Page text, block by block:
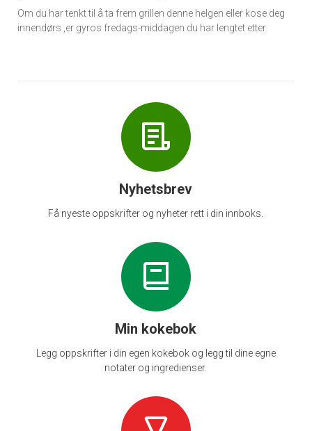
Om du har tenkt til å ta frem grillen denne helgen eller kose deg
innendørs ,er gyros fredags-middagen du har lengtet etter.
Nyhetsbrev
Få nyeste oppskrifter og nyheter rett i din innboks.
Min kokebok
Legg oppskrifter i din egen kokebok og legg til dine egne
notater og ingredienser.